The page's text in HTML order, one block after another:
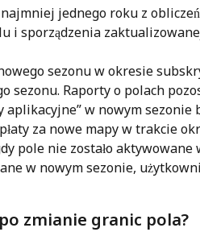
najmniej jednego roku z
i sporządzenia
sezonu w okresie
sezonu. Raporty o polach
aplikacyjne” w nowym sezonie
za nowe mapy w trakcie
pole nie zostało
w nowym sezonie,
zmianie granic pola?